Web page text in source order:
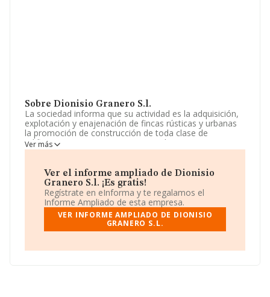
Sobre Dionisio Granero S.l.
La sociedad informa que su actividad es la adquisición,
explotación y enajenación de fincas rústicas y urbanas
la promoción de construcción de toda clase de
edificaciones propias o por cuenta de terceros y su
enajenación. La empresa está registrada como
código '%cnae%'. La empresa no tiene actividad en
mercados exteriores.
Los empleados se han reducido un 50% y teniendo en
cuenta la información a disposición de INFORMA, ha
contado con un número de empleados inferior a la
media de sector.
Para ponerse en contacto con sus oficinas, la empresa
Ver más
Ver el informe ampliado de Dionisio
Granero S.l. ¡Es gratis!
Regístrate en eInforma y te regalamos el
Informe Ampliado de esta empresa.
VER INFORME AMPLIADO DE DIONISIO
GRANERO S.L.